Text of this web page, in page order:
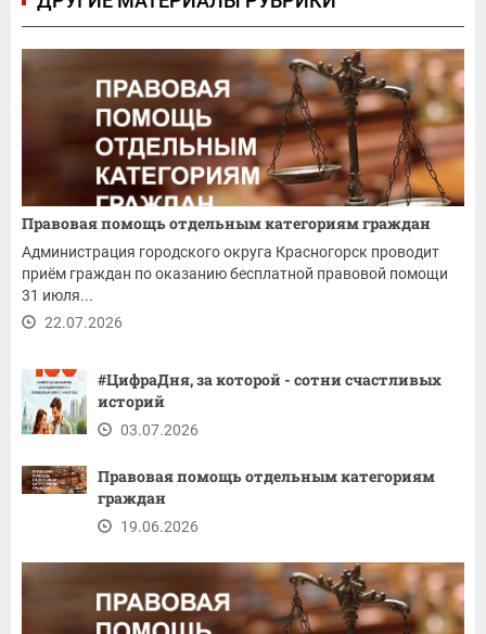
Правовая помощь отдельным категориям граждан
Администрация городского округа Красногорск проводит
приём граждан по оказанию бесплатной правовой помощи
31 июля...
22.07.2026
#ЦифраДня, за которой - сотни счастливых
историй
03.07.2026
Правовая помощь отдельным категориям
граждан
19.06.2026